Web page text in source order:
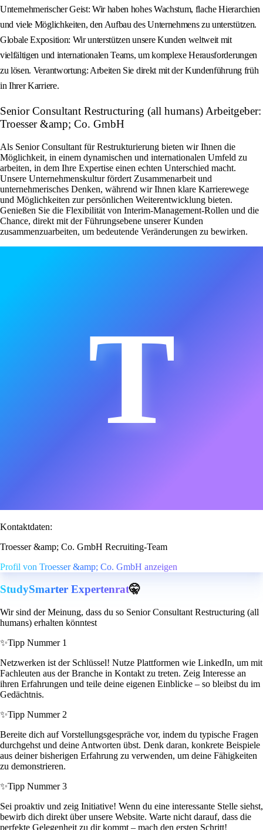
Unternehmerischer Geist: Wir haben hohes Wachstum, flache Hierarchien
und viele Möglichkeiten, den Aufbau des Unternehmens zu unterstützen.
Globale Exposition: Wir unterstützen unsere Kunden weltweit mit
vielfältigen und internationalen Teams, um komplexe Herausforderungen
zu lösen. Verantwortung: Arbeiten Sie direkt mit der Kundenführung früh
in Ihrer Karriere.
Senior Consultant Restructuring (all humans) Arbeitgeber:
Troesser &amp; Co. GmbH
Als Senior Consultant für Restrukturierung bieten wir Ihnen die
Möglichkeit, in einem dynamischen und internationalen Umfeld zu
arbeiten, in dem Ihre Expertise einen echten Unterschied macht.
Unsere Unternehmenskultur fördert Zusammenarbeit und
unternehmerisches Denken, während wir Ihnen klare Karrierewege
und Möglichkeiten zur persönlichen Weiterentwicklung bieten.
Genießen Sie die Flexibilität von Interim-Management-Rollen und die
Chance, direkt mit der Führungsebene unserer Kunden
zusammenzuarbeiten, um bedeutende Veränderungen zu bewirken.
T
Kontaktdaten:
Troesser &amp; Co. GmbH Recruiting-Team
Profil von Troesser &amp; Co. GmbH anzeigen
StudySmarter Expertenrat🤫
Wir sind der Meinung, dass du so Senior Consultant Restructuring (all
humans) erhalten könntest
✨Tipp Nummer 1
Netzwerken ist der Schlüssel! Nutze Plattformen wie LinkedIn, um mit
Fachleuten aus der Branche in Kontakt zu treten. Zeig Interesse an
ihren Erfahrungen und teile deine eigenen Einblicke – so bleibst du im
Gedächtnis.
✨Tipp Nummer 2
Bereite dich auf Vorstellungsgespräche vor, indem du typische Fragen
durchgehst und deine Antworten übst. Denk daran, konkrete Beispiele
aus deiner bisherigen Erfahrung zu verwenden, um deine Fähigkeiten
zu demonstrieren.
✨Tipp Nummer 3
Sei proaktiv und zeig Initiative! Wenn du eine interessante Stelle siehst,
bewirb dich direkt über unsere Website. Warte nicht darauf, dass die
perfekte Gelegenheit zu dir kommt – mach den ersten Schritt!